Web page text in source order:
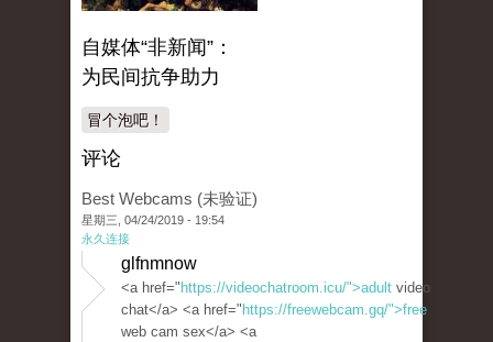
自媒体“非新闻”：
为民间抗争助力
冒个泡吧！
评论
Best Webcams (未验证)
星期三, 04/24/2019 - 19:54
永久连接
glfnmnow
<a href=" https://videochatroom.icu/">adult video
chat</a> <a href=" https://freewebcam.gq/">free
web cam sex</a> <a